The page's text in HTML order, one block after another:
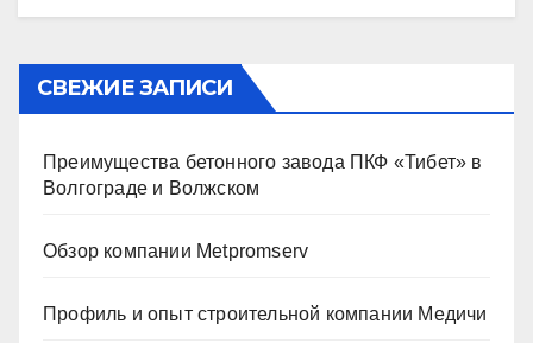
СВЕЖИЕ ЗАПИСИ
Преимущества бетонного завода ПКФ «Тибет» в
Волгограде и Волжском
Обзор компании Metpromserv
Профиль и опыт строительной компании Медичи